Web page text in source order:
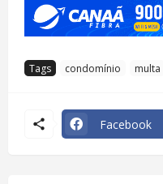
Tags condomínio multa
Facebook